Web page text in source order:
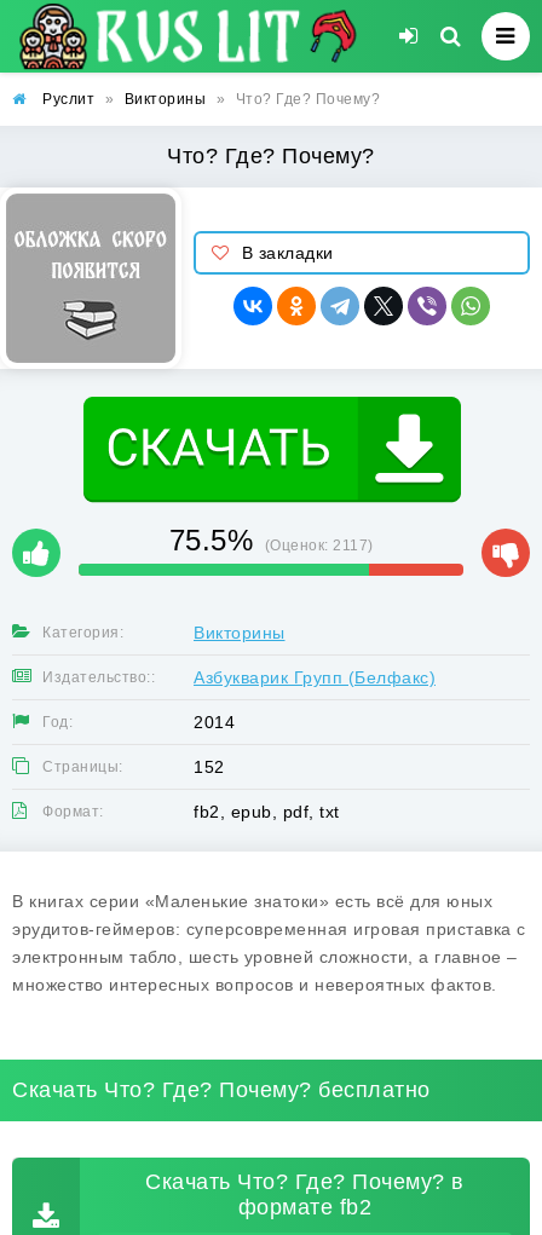
Руслит » Викторины » Что? Где? Почему?
Что? Где? Почему?
В закладки
75.5% (Оценок: 2117)
Категория: Викторины
Издательство:: Азбукварик Групп (Белфакс)
Год: 2014
Страницы: 152
Формат: fb2, epub, pdf, txt
В книгах серии «Маленькие знатоки» есть всё для юных
эрудитов-геймеров: суперсовременная игровая приставка с
электронным табло, шесть уровней сложности, а главное –
множество интересных вопросов и невероятных фактов.
Скачать Что? Где? Почему? бесплатно
Скачать Что? Где? Почему? в
формате fb2